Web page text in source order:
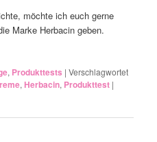
möchte ich euch gerne
Marke Herbacin geben.
, Produkttests |Verschlagwortet
,Herbacin, Produkttest |